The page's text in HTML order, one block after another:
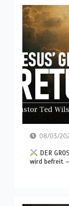
08/03/
DER
wird befreit